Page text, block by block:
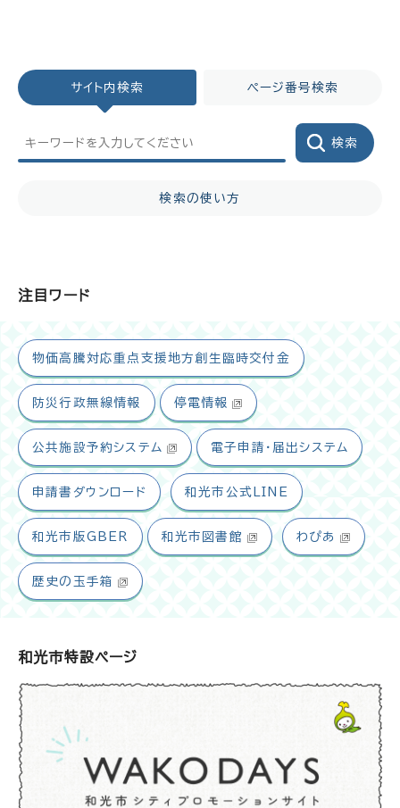
サイト内検索 ページ番号検索
検索の使い方
注目ワード
物価高騰対応重点支援地方創生臨時交付金
防災行政無線情報 停電情報
公共施設予約システム 電子申請・届出システム
申請書ダウンロード 和光市公式LINE
和光市版GBER 和光市図書館 わぴあ
歴史の玉手箱
和光市特設ページ